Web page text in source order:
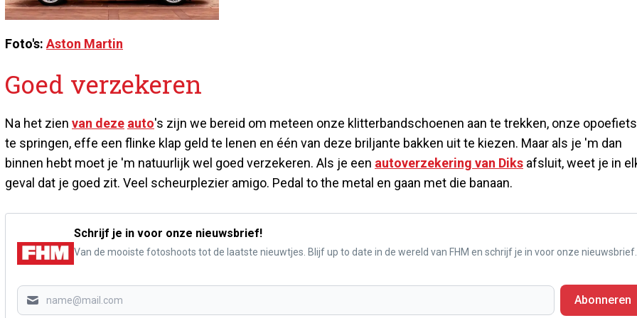
Foto's: Aston Martin
Goed verzekeren
Na het zien van deze auto's zijn we bereid om meteen onze klitterbandschoenen aan te trekken, onze
te springen, effe een flinke klap geld te lenen en één van deze briljante bakken uit te kiezen. Maar als je 'm dan
binnen hebt moet je 'm natuurlijk wel goed verzekeren. Als je een autoverzekering van Diks afsluit, weet je in
geval dat je goed zit. Veel scheurplezier amigo. Pedal to the metal en gaan met die banaan.
Schrijf je in voor onze nieuwsbrief!
Van de mooiste fotoshoots tot de laatste nieuwtjes. Blijf up to date in de wereld van FHM en schrijf je in voor onze nieuwsbrief.
Abonneren